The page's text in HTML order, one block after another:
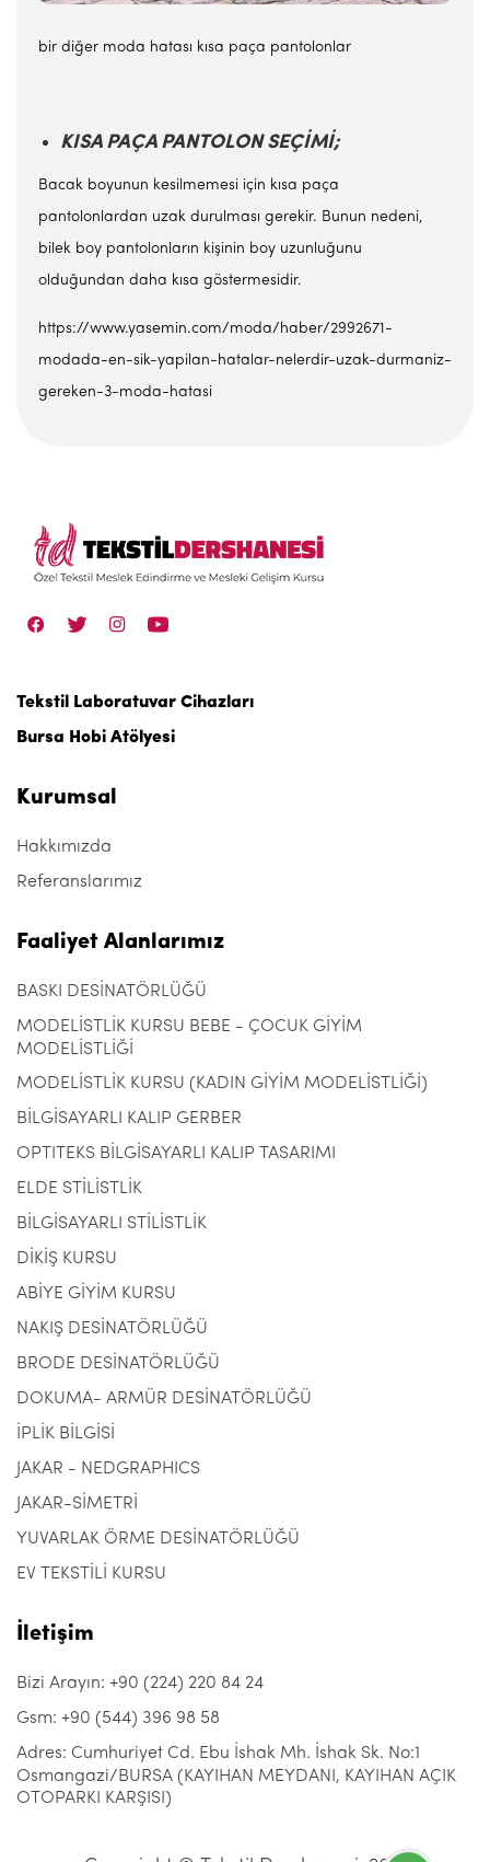
bir diğer moda hatası kısa paça pantolonlar
KISA PAÇA PANTOLON SEÇİMİ;
Bacak boyunun kesilmemesi için kısa paça
pantolonlardan uzak durulması gerekir. Bunun nedeni,
bilek boy pantolonların kişinin boy uzunluğunu
olduğundan daha kısa göstermesidir.
https://www.yasemin.com/moda/haber/2992671-
modada-en-sik-yapilan-hatalar-nelerdir-uzak-durmaniz-
gereken-3-moda-hatasi
Tekstil Laboratuvar Cihazları
Bursa Hobi Atölyesi
Kurumsal
Hakkımızda
Referanslarımız
Faaliyet Alanlarımız
BASKI DESİNATÖRLÜĞÜ
MODELİSTLİK KURSU BEBE - ÇOCUK GİYİM
MODELİSTLİĞİ
MODELİSTLİK KURSU (KADIN GİYİM MODELİSTLİĞİ)
BİLGİSAYARLI KALIP GERBER
OPTITEKS BİLGİSAYARLI KALIP TASARIMI
ELDE STİLİSTLİK
BİLGİSAYARLI STİLİSTLİK
DİKİŞ KURSU
ABİYE GİYİM KURSU
NAKIŞ DESİNATÖRLÜĞÜ
BRODE DESİNATÖRLÜĞÜ
DOKUMA- ARMÜR DESİNATÖRLÜĞÜ
İPLİK BİLGİSİ
JAKAR - NEDGRAPHICS
JAKAR-SİMETRİ
YUVARLAK ÖRME DESİNATÖRLÜĞÜ
EV TEKSTİLİ KURSU
İletişim
Bizi Arayın: +90 (224) 220 84 24
Gsm: +90 (544) 396 98 58
Adres: Cumhuriyet Cd. Ebu İshak Mh. İshak Sk. No:1
Osmangazi/BURSA (KAYIHAN MEYDANI, KAYIHAN AÇIK
OTOPARKI KARŞISI)